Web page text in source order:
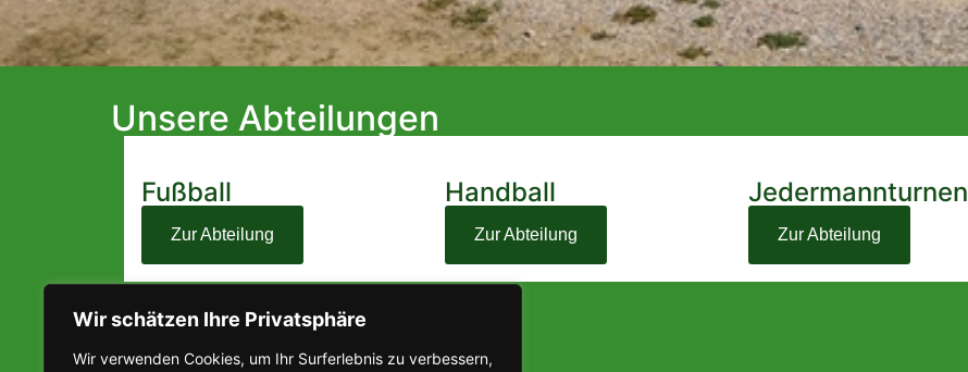
Wir schätzen Ihre Privatsphäre
Wir verwenden Cookies, um Ihr Surferlebnis zu verbessern,
Unsere Abteilungen
Fußball
Zur Abteilung
Handball
Zur Abteilung
Jedermannturnen
Zur Abteilung